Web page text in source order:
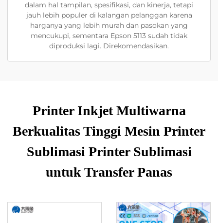
dalam hal tampilan, spesifikasi, dan kinerja, tetapi
jauh lebih populer di kalangan pelanggan karena
harganya yang lebih murah dan pasokan yang
mencukupi, sementara Epson 5113 sudah tidak
diproduksi lagi. Direkomendasikan.
Printer Inkjet Multiwarna
Berkualitas Tinggi Mesin Printer
Sublimasi Printer Sublimasi
untuk Transfer Panas